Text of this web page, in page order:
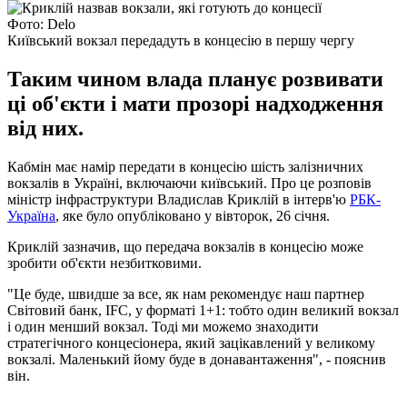
Фото: Delo
Київський вокзал передадуть в концесію в першу чергу
Таким чином влада планує розвивати
ці об'єкти і мати прозорі надходження
від них.
Кабмін має намір передати в концесію шість залізничних
вокзалів в Україні, включаючи київський. Про це розповів
міністр інфраструктури Владислав Криклій в інтерв'ю РБК-
Україна, яке було опубліковано у вівторок, 26 січня.
Криклій зазначив, що передача вокзалів в концесію може
зробити об'єкти незбитковими.
"Це буде, швидше за все, як нам рекомендує наш партнер
Світовий банк, IFC, у форматі 1+1: тобто один великий вокзал
і один менший вокзал. Тоді ми можемо знаходити
стратегічного концесіонера, який зацікавлений у великому
вокзалі. Маленький йому буде в донавантаження", - пояснив
він.